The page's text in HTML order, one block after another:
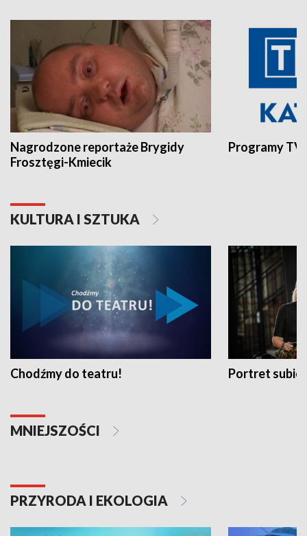
Nagrodzone reportaże Brygidy
Frosztęgi-Kmiecik
Programy
KULTURA I SZTUKA
Chodźmy do teatru! Portret
MNIEJSZOŚCI
PRZYRODA I EKOLOGIA